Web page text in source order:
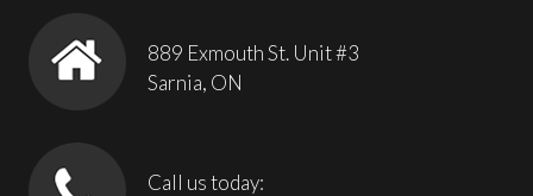
889 Exmouth St. Unit #3
Sarnia, ON
Call us today: